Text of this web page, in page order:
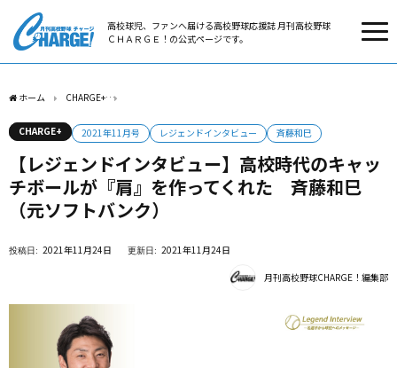
高校球児、ファンへ届ける高校野球応援誌 月刊高校野球
ＣＨＡＲＧＥ！の公式ページです。
ホーム CHARGE+
CHARGE+ 2021年11月号 レジェンドインタビュー 斉藤和巳
【レジェンドインタビュー】高校時代のキャッ
チボールが『肩』を作ってくれた 斉藤和巳
（元ソフトバンク）
2021年11月24日 2021年11月24日
月刊高校野球CHARGE！編集部